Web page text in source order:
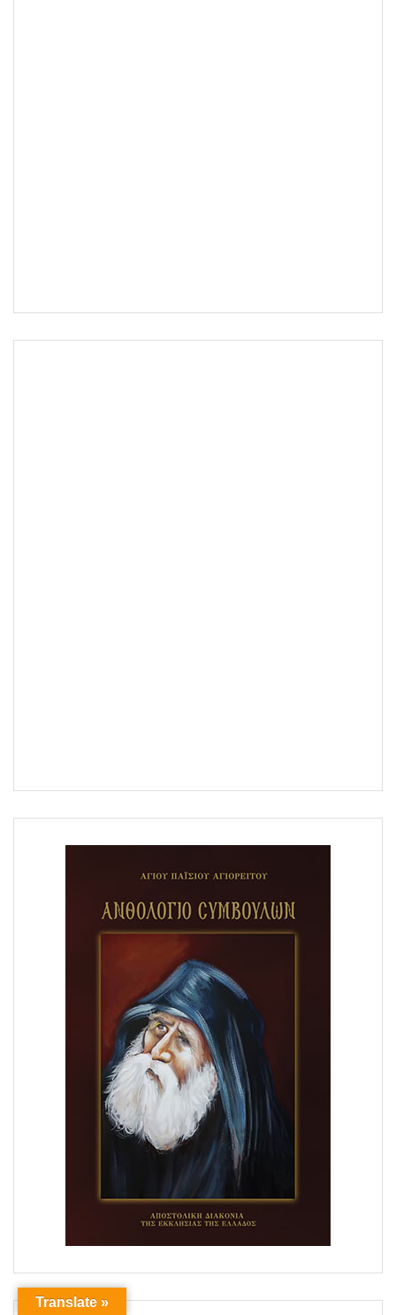
Translate »